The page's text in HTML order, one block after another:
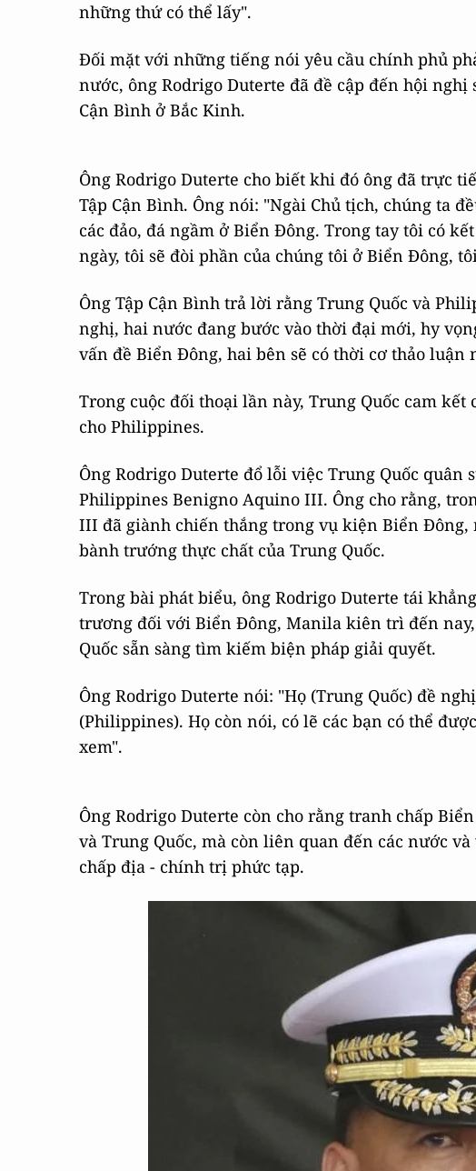
những thứ có thể lấy".
Đối mặt với những tiếng nói yêu cầu chính phủ
nước, ông Rodrigo Duterte đã đề cập đến hội
Cận Bình ở Bắc Kinh.
Ông Rodrigo Duterte cho biết khi đó ông đã trực
Tập Cận Bình. Ông nói: "Ngài Chủ tịch, chúng ta
các đảo, đá ngầm ở Biển Đông. Trong tay tôi có
ngày, tôi sẽ đòi phần của chúng tôi ở Biển Đông,
Ông Tập Cận Bình trả lời rằng Trung Quốc và
nghị, hai nước đang bước vào thời đại mới, hy
vấn đề Biển Đông, hai bên sẽ có thời cơ thảo luận
Trong cuộc đối thoại lần này, Trung Quốc cam
cho Philippines.
Ông Rodrigo Duterte đổ lỗi việc Trung Quốc quân
Philippines Benigno Aquino III. Ông cho rằng,
III đã giành chiến thắng trong vụ kiện Biển Đông,
bành trướng thực chất của Trung Quốc.
Trong bài phát biểu, ông Rodrigo Duterte tái
trương đối với Biển Đông, Manila kiên trì đến
Quốc sẵn sàng tìm kiếm biện pháp giải quyết.
Ông Rodrigo Duterte nói: "Họ (Trung Quốc) đề
(Philippines). Họ còn nói, có lẽ các bạn có thể
xem".
Ông Rodrigo Duterte còn cho rằng tranh chấp
và Trung Quốc, mà còn liên quan đến các nước
chấp địa - chính trị phức tạp.